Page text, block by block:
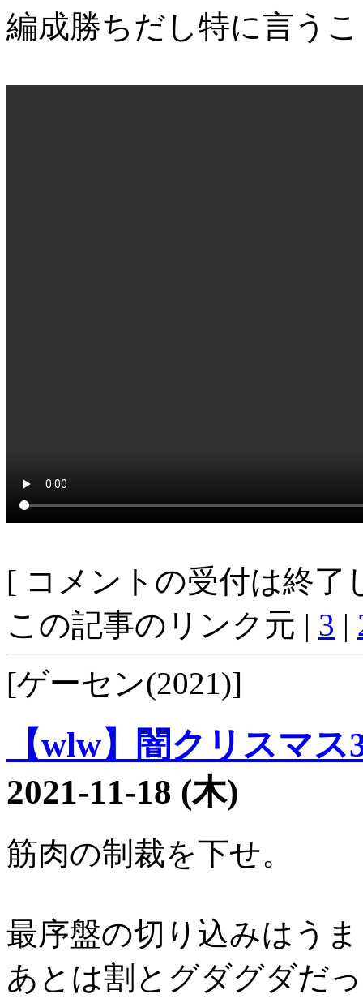
編成勝ちだし特に言う
[ コメントの受付は終了
この記事のリンク元 | 3 |
[ゲーセン(2021)]
【wlw】闇クリスマ
2021-11-18 (木)
筋肉の制裁を下せ。
最序盤の切り込みはう
あとは割とグダグダだ